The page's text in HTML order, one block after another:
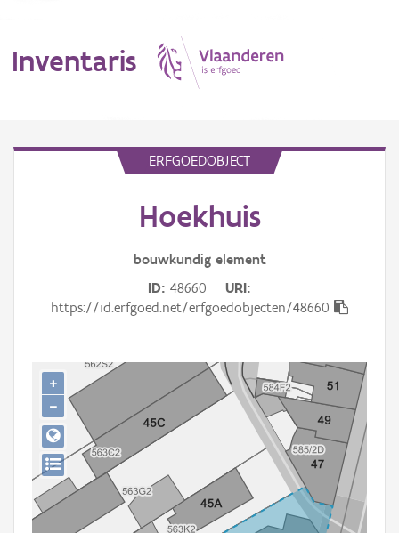
Inventaris
Gebeurtenis
Persoon of collectief
Downloads
Hergebruik
Aanmelden
ERFGOEDOBJECT
Hoekhuis
bouwkundig element
ID 48660
URI
https://id.erfgoed.net/erfgoedobjecten/48660
+
−